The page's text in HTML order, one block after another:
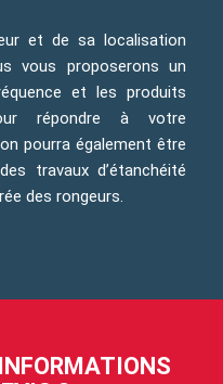
et de sa localisation
vous proposerons un
et les produits
répondre à votre
pourra également être
travaux d’étanchéité
des rongeurs.